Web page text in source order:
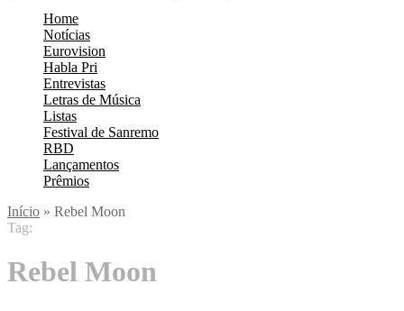
Home
Notícias
Eurovision
Habla Pri
Entrevistas
Letras de Música
Listas
Festival de Sanremo
RBD
Lançamentos
Prêmios
Início » Rebel Moon
Tag:
Rebel Moon